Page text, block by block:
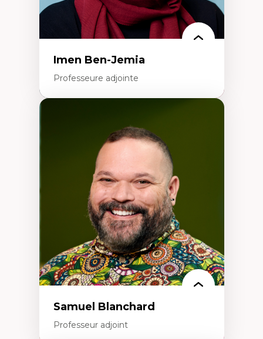
Imen Ben-Jemia
Professeure adjointe
Discours sur la ville et représentations
Mosquées, formes et usages au Canada
Reconnaissance et représentations des
communautés immigrantes dans l'espace
Design architectural et urbain
Patrimoine et patrimonialisation
Études postcoloniales et décolonisation des
savoirs
Samuel Blanchard
Professeur adjoint